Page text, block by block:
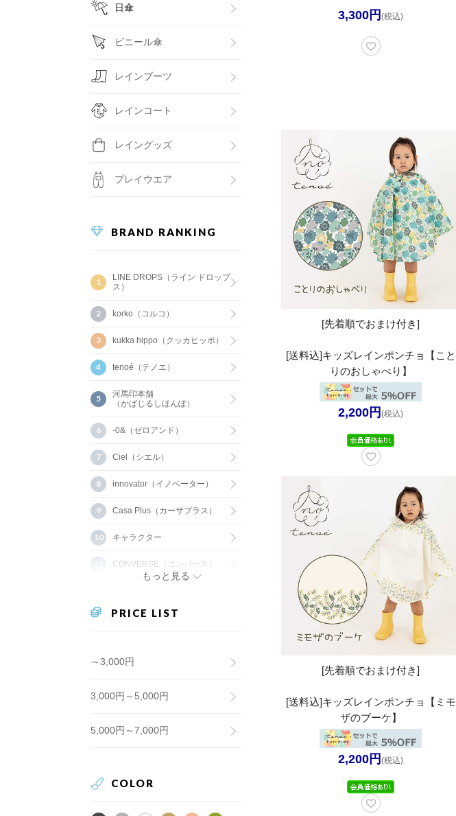
日傘
ビニール傘
レインブーツ
レインコート
レイングッズ
プレイウエア
BRAND RANKING
LINE DROPS（ライン ドロップ
ス）
korko（コルコ）
kukka hippo（クッカヒッポ）
tenoé（テノエ）
河馬印本舗
（かばじるしほんぽ）
-0&（ゼロアンド）
Ciel（シエル）
innovator（イノベーター）
Casa Plus（カーサプラス）
キャラクター
CONVERSE（コンバース）
もっと見る
PRICE LIST
～3,000円
3,000円～5,000円
5,000円～7,000円
COLOR
3,300円 (税込)
[先着順でおまけ付き]
[送料込]キッズレインポンチョ【こと
りのおしゃべり】
2,200円 (税込)
[先着順でおまけ付き]
[送料込]キッズレインポンチョ【ミモ
ザのブーケ】
2,200円 (税込)